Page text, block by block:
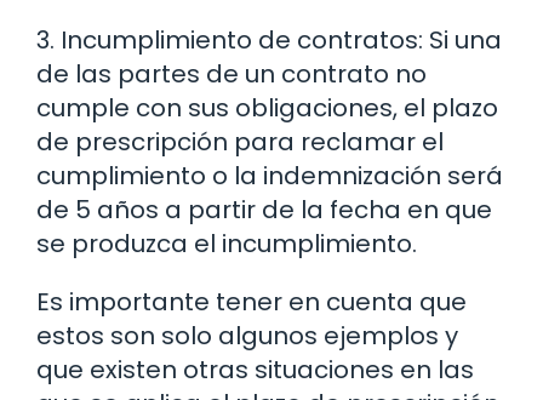
3. Incumplimiento de contratos: Si una
de las partes de un contrato no
cumple con sus obligaciones, el plazo
de prescripción para reclamar el
cumplimiento o la indemnización será
de 5 años a partir de la fecha en que
se produzca el incumplimiento.
Es importante tener en cuenta que
estos son solo algunos ejemplos y
que existen otras situaciones en las